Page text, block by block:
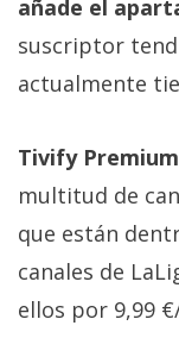
añade el
suscriptor
actualmente
Tivify Premium
multitud de
que están
canales de
ellos por 9,99